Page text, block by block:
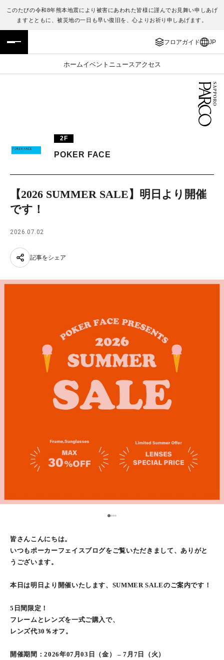
このたびの令和8年熊本地震により被害にあわれた皆様に謹んでお見舞い申しあげ
ますとともに、被災地の一日も早い復旧を、心よりお祈り申しあげます。
フロアガイド JP
ホームイベント ニュース アクセス
フロアガイド
施設案内・アクセス
TAX FREE
JP
ENGLISH
繁体字
日本語
2F
POKER FACE
【2026 SUMMER SALE】明日より開催
です！
2026.07.02
記事をシェア
123
皆さんこんにちは。
いつもポーカーフェイスブログをご覧いただきまして、ありがと
うございます。
本日は明日より開催いたします、SUMMER SALEのご案内です！
5日間限定！
フレームとレンズを一式ご購入で、
レンズ代30％オフ。
開催期間：2026年07月03日（金） – 7月7日（火）